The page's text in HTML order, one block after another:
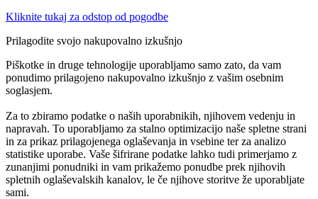
Kliknite tukaj za odstop od pogodbe
Prilagodite svojo nakupovalno izkušnjo
Piškotke in druge tehnologije uporabljamo samo zato, da vam
ponudimo prilagojeno nakupovalno izkušnjo z vašim osebnim
soglasjem.
Za to zbiramo podatke o naših uporabnikih, njihovem vedenju in
napravah. To uporabljamo za stalno optimizacijo naše spletne strani
in za prikaz prilagojenega oglaševanja in vsebine ter za analizo
statistike uporabe. Vaše šifrirane podatke lahko tudi primerjamo z
zunanjimi ponudniki in vam prikažemo ponudbe prek njihovih
spletnih oglaševalskih kanalov, le če njihove storitve že uporabljate
sami.